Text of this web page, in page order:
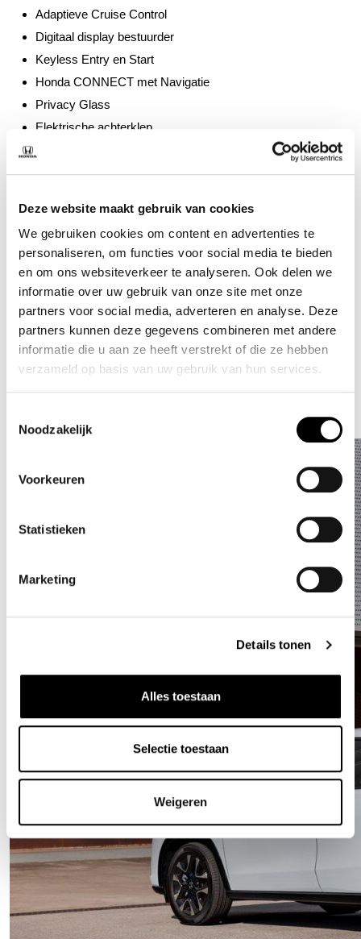
Deze website maakt gebruik van cookies
We gebruiken cookies om content en advertenties te
personaliseren, om functies voor social media te bieden
en om ons websiteverkeer te analyseren. Ook delen we
informatie over uw gebruik van onze site met onze
partners voor social media, adverteren en analyse. Deze
partners kunnen deze gegevens combineren met andere
informatie die u aan ze heeft verstrekt of die ze hebben
verzameld op basis van uw gebruik van hun services.
Noodzakelijk
Voorkeuren
Statistieken
Marketing
Details tonen
Alles toestaan
Selectie toestaan
Weigeren
Adaptieve Cruise Control
Digitaal display bestuurder
Keyless Entry en Start
Honda CONNECT met Navigatie
Privacy Glass
Elektrische achterklep
18″ Velgen
Honda SENSING
Opties exterieur
Robuust, ingetogen of vooral praktisch? Hoe u de ZR-V Sport het
liefste ziet, is helemaal aan u.
Robust Pack
Black Pack